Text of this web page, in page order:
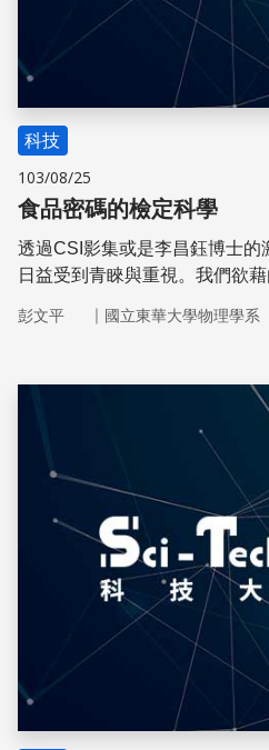
科技
103/08/25
食品密碼的檢定科學
透過CSI影集或是李昌鈺博士的
日益受到青睞與重視。我們欲
眾對食品檢驗的科學知識有所認
彭文平 ｜ 國立東華大學物理學系